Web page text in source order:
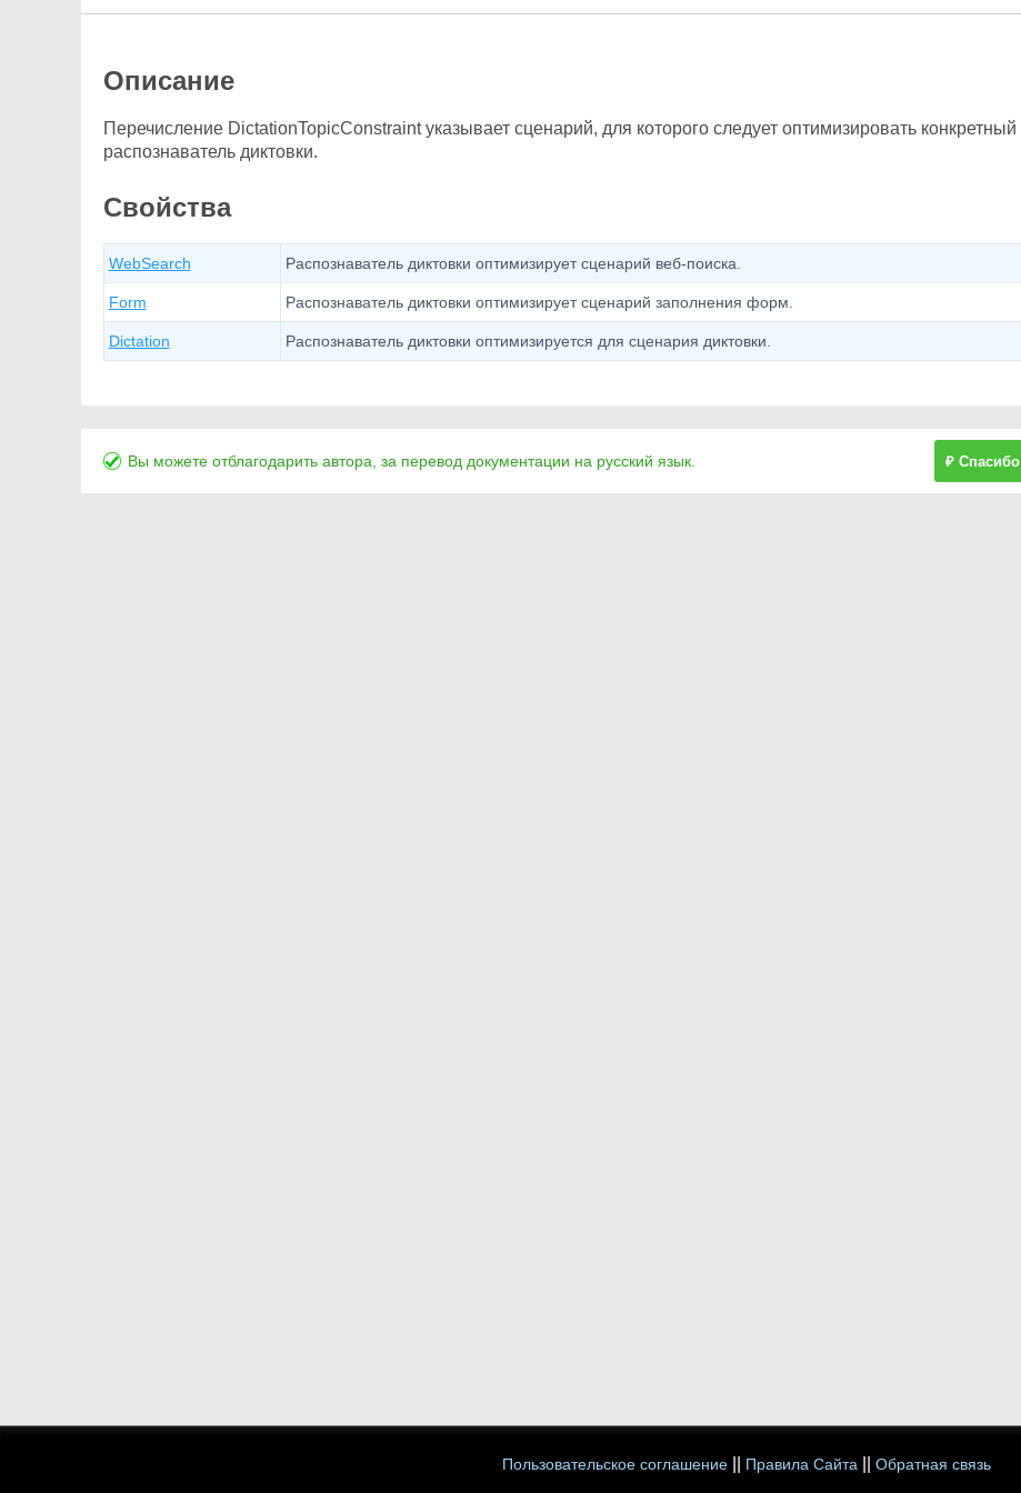
Описание
Перечисление DictationTopicConstraint указывает сценарий, для которого следует оптимизировать конкретный
распознаватель диктовки.
Свойства
WebSearch Распознаватель диктовки оптимизирует сценарий веб-поиска.
Form Распознаватель диктовки оптимизирует сценарий заполнения форм.
Dictation Распознаватель диктовки оптимизируется для сценария диктовки.
Вы можете отблагодарить автора, за перевод документации на русский язык. ₽ Спасибо
Пользовательское соглашение Правила Сайта Обратная связь